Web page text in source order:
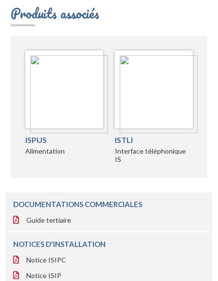
Produits associés
ISPUS
Alimentation
ISTLI
Interface téléphonique
IS
DOCUMENTATIONS COMMERCIALES
Guide tertiaire
NOTICES D'INSTALLATION
Notice ISIPC
Notice ISIP